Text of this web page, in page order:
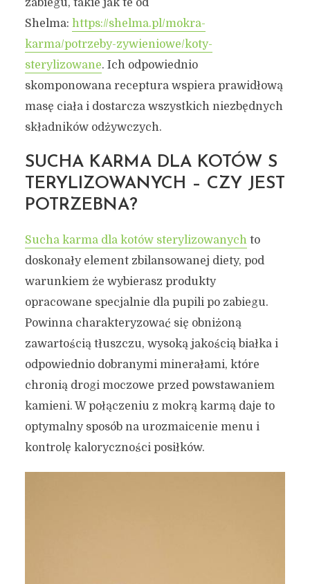
zabiegu, takie jak te od
Shelma: https://shelma.pl/mokra-
karma/potrzeby-zywieniowe/koty-
sterylizowane. Ich odpowiednio
skomponowana receptura wspiera prawidłową
masę ciała i dostarcza wszystkich niezbędnych
składników odżywczych.
SUCHA KARMA DLA KOTÓW S
TERYLIZOWANYCH – CZY JEST
POTRZEBNA?
Sucha karma dla kotów sterylizowanychto
doskonały element zbilansowanej diety, pod
warunkiem że wybierasz produkty
opracowane specjalnie dla pupili po zabiegu.
Powinna charakteryzować się obniżoną
zawartością tłuszczu, wysoką jakością białka i
odpowiednio dobranymi minerałami, które
chronią drogi moczowe przed powstawaniem
kamieni. W połączeniu z mokrą karmą daje to
optymalny sposób na urozmaicenie menu i
kontrolę kaloryczności posiłków.